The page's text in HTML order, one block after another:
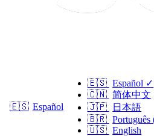
🇪🇸 Español
🇪🇸 Español ✓
🇨🇳 简体中文
🇯🇵
日本語
🇧🇷 Português
🇺🇸 English